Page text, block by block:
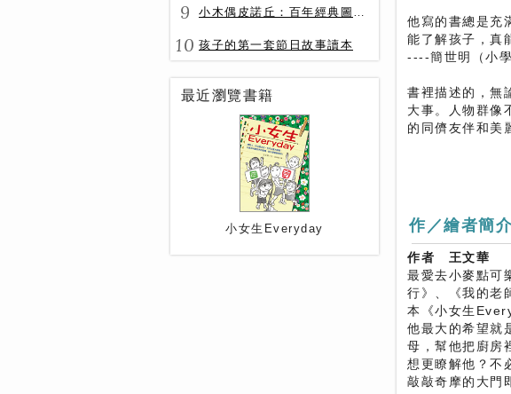
9 小木偶皮諾丘：百年經典圖文全譯版
10 孩子的第一套節日故事讀本
最近瀏覽書籍
小女生Everyday
他寫的書總是充
能了解孩子，真
----簡世明（小學
書裡描述的，無
大事。人物群像
的同儕友伴和美
作／繪者簡
作者 王文華
最愛去小麥點可
行》、《我的老
本《小女生
他最大的希望就
母，幫他把廚房
想更瞭解他？不
敲敲奇摩的大門